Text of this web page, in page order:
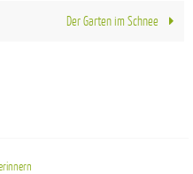
Der Garten im Schnee